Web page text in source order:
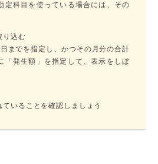
定科目を使っている場合には、その
り込む
までを指定し、かつその月分の合計
「発生額」を指定して、表示をしぼ
いることを確認しましょう